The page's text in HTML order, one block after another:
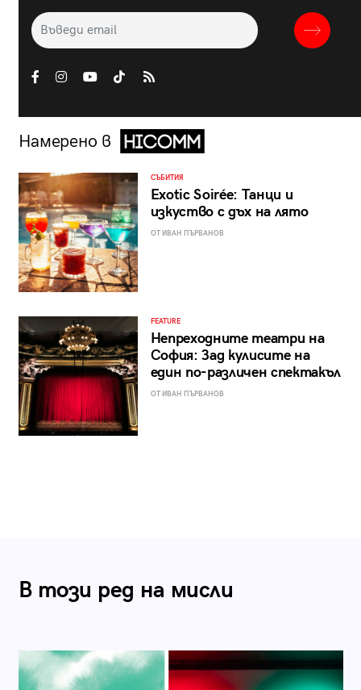
Намерено в
СЪБИТИЯ
Exotic Soirée: Танци и
изкуство с дъх на лято
ОТ ИВАН ПЪРВАНОВ
FEATURE
Непреходните театри на
София: Зад кулисите на
един по-различен спектакъл
ОТ ИВАН ПЪРВАНОВ
В този ред на мисли